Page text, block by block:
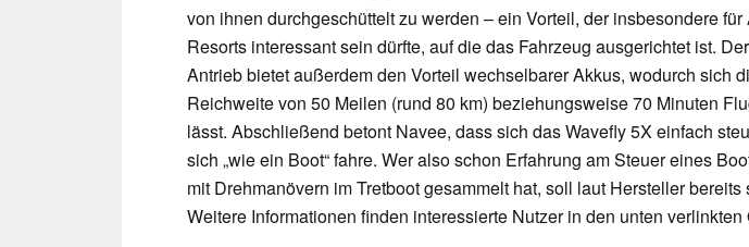
von ihnen durchgeschüttelt zu werden – ein Vorteil, der insbesondere für
Resorts interessant sein dürfte, auf die das Fahrzeug ausgerichtet ist.
Antrieb bietet außerdem den Vorteil wechselbarer Akkus, wodurch sich
Reichweite von 50 Meilen (rund 80 km) beziehungsweise 70 Minuten
lässt. Abschließend betont Navee, dass sich das Wavefly 5X einfach
sich „wie ein Boot“ fahre. Wer also schon Erfahrung am Steuer eines
mit Drehmanövern im Tretboot gesammelt hat, soll laut Hersteller bereits
Weitere Informationen finden interessierte Nutzer in den unten verlinkten